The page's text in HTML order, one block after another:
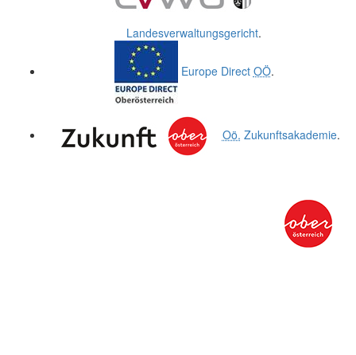
Landesverwaltungsgericht.
Europe Direct OÖ.
Oö. Zukunftsakademie.